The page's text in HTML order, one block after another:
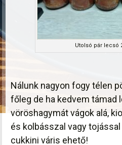
Utolsó pár lecsó
Nálunk nagyon fogy télen
főleg de ha kedvem
vöröshagymát vágok alá,
és kolbásszal vagy
cukkini váris ehető!